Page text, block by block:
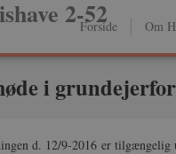
2-52
Forside Om
i
d. 12/9-2016 er